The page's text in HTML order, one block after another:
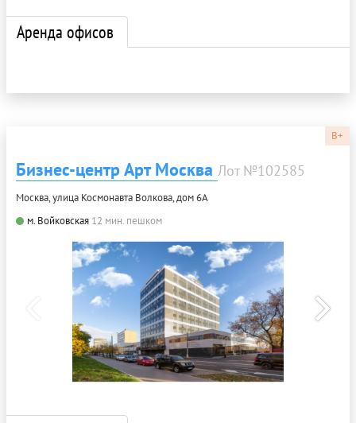
Аренда офисов
B+
Бизнес-центр Арт Москва Лот №102585
Москва, улица Космонавта Волкова, дом 6А
м. Войковская 12 мин. пешком